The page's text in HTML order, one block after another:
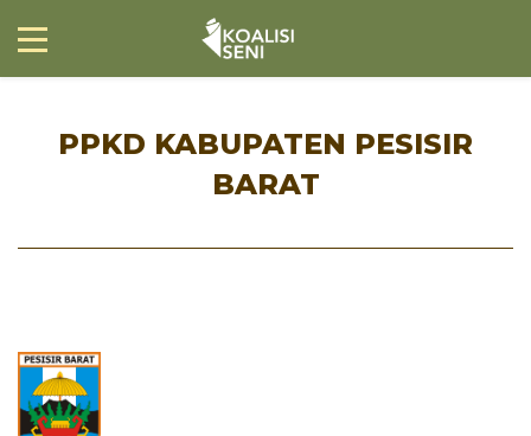
PPKD KABUPATEN PESISIR
BARAT